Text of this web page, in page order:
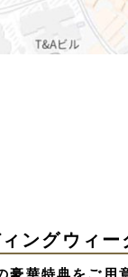
ングウィ
豪華特典をご用